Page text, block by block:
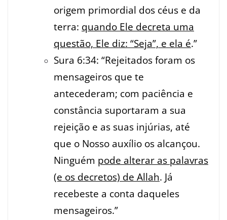
origem primordial dos céus e da
terra: quando Ele decreta uma
questão, Ele diz: “Seja”, e ela é.”
Sura 6:34: “Rejeitados foram os
mensageiros que te
antecederam; com paciência e
constância suportaram a sua
rejeição e as suas injúrias, até
que o Nosso auxílio os alcançou.
Ninguém pode alterar as palavras
(e os decretos) de Allah. Já
recebeste a conta daqueles
mensageiros.”